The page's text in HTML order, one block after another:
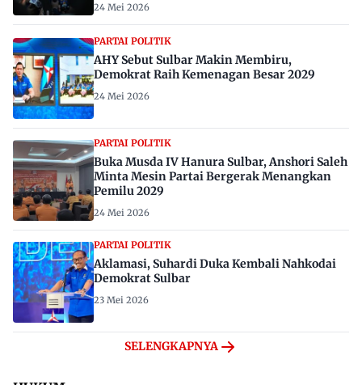
24 Mei 2026
PARTAI POLITIK
AHY Sebut Sulbar Makin Membiru,
Demokrat Raih Kemenagan Besar 2029
24 Mei 2026
PARTAI POLITIK
Buka Musda IV Hanura Sulbar, Anshori Saleh
Minta Mesin Partai Bergerak Menangkan
Pemilu 2029
24 Mei 2026
PARTAI POLITIK
Aklamasi, Suhardi Duka Kembali Nahkodai
Demokrat Sulbar
23 Mei 2026
SELENGKAPNYA